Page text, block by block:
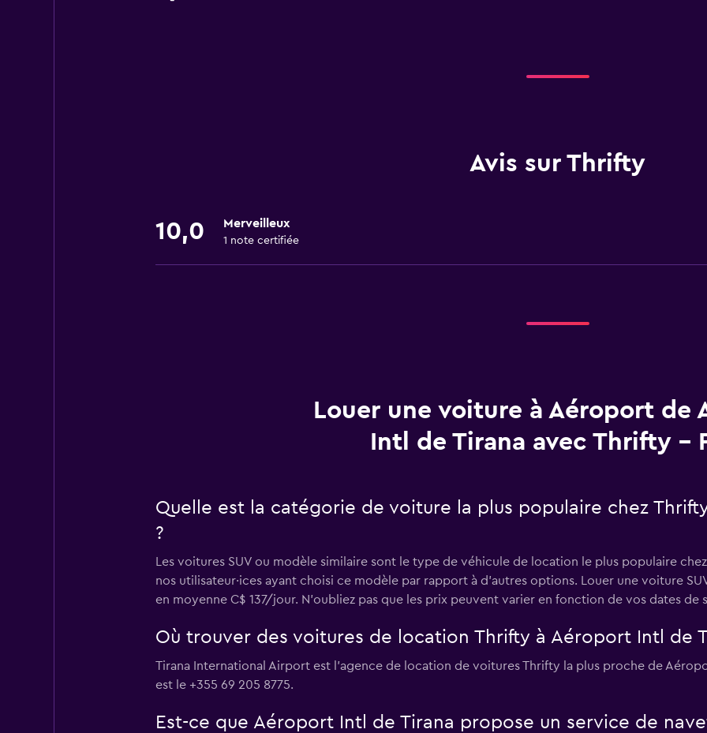
Avis sur Thrifty
10,0 Merveilleux
1 note certifiée
Louer une voiture à Aéroport de
Intl de Tirana avec Thrifty -
Quelle est la catégorie de voiture la plus populaire chez
?
Les voitures SUV ou modèle similaire sont le type de véhicule de location le plus populaire
nos utilisateur·ices ayant choisi ce modèle par rapport à d’autres options. Louer une voiture
en moyenne C$ 137/jour. N'oubliez pas que les prix peuvent varier en fonction de vos dates de
Où trouver des voitures de location Thrifty à Aéroport Intl de
Tirana International Airport est l'agence de location de voitures Thrifty la plus proche de
est le +355 69 205 8775.
Est-ce que Aéroport Intl de Tirana propose un service de